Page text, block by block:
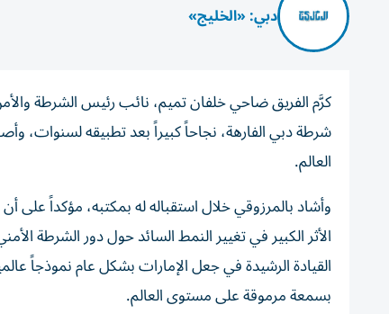
دبي: «الخليج»
كرَّم الفريق ضاحي خلفان تميم، نائب رئيس الشرطة
شرطة دبي الفارهة، نجاحاً كبيراً بعد تطبيقه
العالم.
وأشاد بالمرزوقي خلال استقباله له بمكتبه، مؤكداً
الأثر الكبير في تغيير النمط السائد حول دور الشرطة
القيادة الرشيدة في جعل الإمارات بشكل عام
بسمعة مرموقة على مستوى العالم.